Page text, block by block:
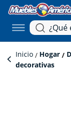
Inicio Hogar
decorativas